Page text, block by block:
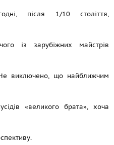
після 1/10 століття,
із зарубіжних майстрів
Не виключено, що найближчим
«великого брата», хоча